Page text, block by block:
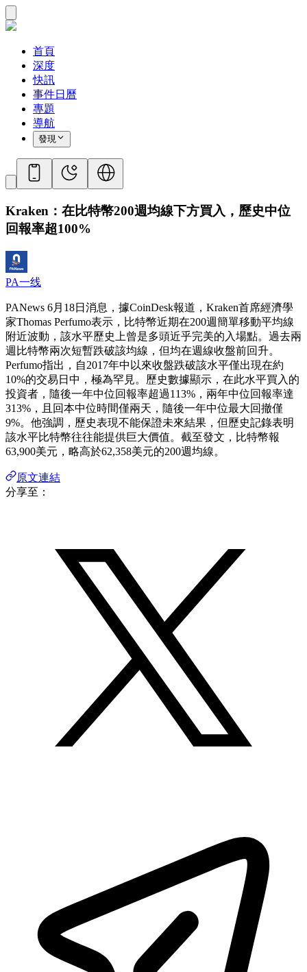
首頁
深度
快訊
事件日曆
專題
導航
發現
Kraken：在比特幣200週均線下方買入，歷史中位
回報率超100%
PA一线
PANews 6月18日消息，據CoinDesk報道，Kraken首席經濟學
家Thomas Perfumo表示，比特幣近期在200週簡單移動平均線
附近波動，該水平歷史上曾是多頭近乎完美的入場點。過去兩
週比特幣兩次短暫跌破該均線，但均在週線收盤前回升。
Perfumo指出，自2017年中以來收盤跌破該水平僅出現在約
10%的交易日中，極為罕見。歷史數據顯示，在此水平買入的
投資者，隨後一年中位回報率超過113%，兩年中位回報率達
313%，且回本中位時間僅兩天，隨後一年中位最大回撤僅
9%。他強調，歷史表現不能保證未來結果，但歷史記錄表明
該水平比特幣往往能提供巨大價值。截至發文，比特幣報
63,900美元，略高於62,358美元的200週均線。
原文連結
分享至：